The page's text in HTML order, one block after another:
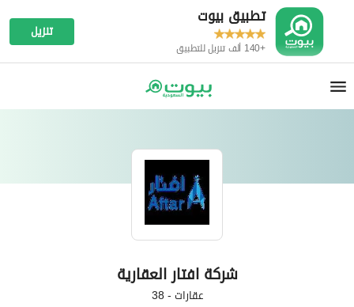
تطبيق بيوت
+140 ألف تنزيل للتطبيق
تنزيل
شركة افتار العقارية
عقارات-
38